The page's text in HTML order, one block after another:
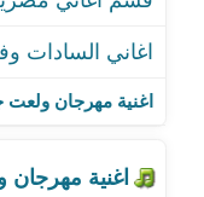
اغنية مهرجان
اغنية
اغنية